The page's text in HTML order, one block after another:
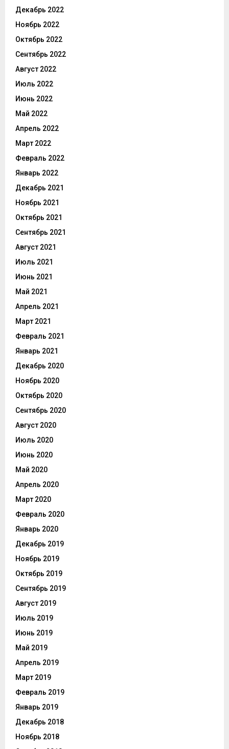
Декабрь 2022
Ноябрь 2022
Октябрь 2022
Сентябрь 2022
Август 2022
Июль 2022
Июнь 2022
Май 2022
Апрель 2022
Март 2022
Февраль 2022
Январь 2022
Декабрь 2021
Ноябрь 2021
Октябрь 2021
Сентябрь 2021
Август 2021
Июль 2021
Июнь 2021
Май 2021
Апрель 2021
Март 2021
Февраль 2021
Январь 2021
Декабрь 2020
Ноябрь 2020
Октябрь 2020
Сентябрь 2020
Август 2020
Июль 2020
Июнь 2020
Май 2020
Апрель 2020
Март 2020
Февраль 2020
Январь 2020
Декабрь 2019
Ноябрь 2019
Октябрь 2019
Сентябрь 2019
Август 2019
Июль 2019
Июнь 2019
Май 2019
Апрель 2019
Март 2019
Февраль 2019
Январь 2019
Декабрь 2018
Ноябрь 2018